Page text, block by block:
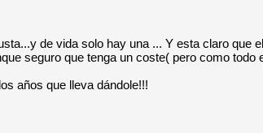
de vida solo hay una ... Y esta claro que
seguro que tenga un coste( pero como todo
años que lleva dándole!!!